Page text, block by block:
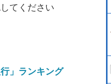
てください
」ランキング